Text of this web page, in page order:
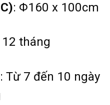
: Φ160 x 100cm
12 tháng
: Từ 7 đến 10 ngày